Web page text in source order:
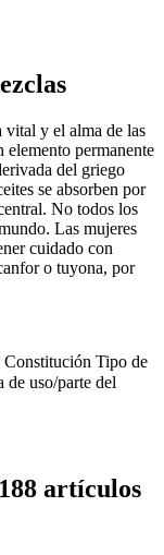
vital y el alma de las
elemento permanente
del griego
se absorben por
No todos los
Las mujeres
cuidado con
o tuyona, por
Constitución Tipo de
de uso/parte del
artículos